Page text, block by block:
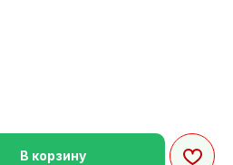
В корзину